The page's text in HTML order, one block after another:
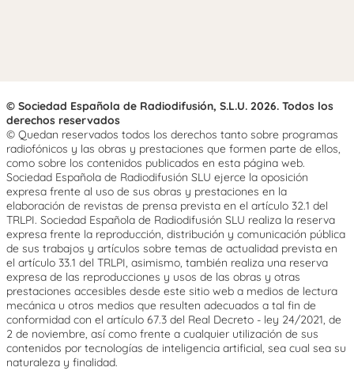
© Sociedad Española de Radiodifusión, S.L.U. 2026. Todos los
derechos reservados
© Quedan reservados todos los derechos tanto sobre programas
radiofónicos y las obras y prestaciones que formen parte de ellos,
como sobre los contenidos publicados en esta página web.
Sociedad Española de Radiodifusión SLU ejerce la oposición
expresa frente al uso de sus obras y prestaciones en la
elaboración de revistas de prensa prevista en el artículo 32.1 del
TRLPI. Sociedad Española de Radiodifusión SLU realiza la reserva
expresa frente la reproducción, distribución y comunicación pública
de sus trabajos y artículos sobre temas de actualidad prevista en
el artículo 33.1 del TRLPI, asimismo, también realiza una reserva
expresa de las reproducciones y usos de las obras y otras
prestaciones accesibles desde este sitio web a medios de lectura
mecánica u otros medios que resulten adecuados a tal fin de
conformidad con el artículo 67.3 del Real Decreto - ley 24/2021, de
2 de noviembre, así como frente a cualquier utilización de sus
contenidos por tecnologías de inteligencia artificial, sea cual sea su
naturaleza y finalidad.